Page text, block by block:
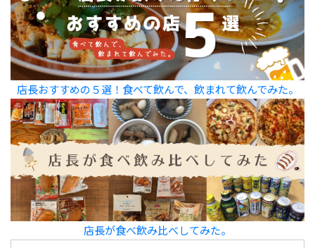
店長おすすめの５選！食べて飲んで、飲まれて飲んでみた。
店長が食べ飲み比べしてみた。